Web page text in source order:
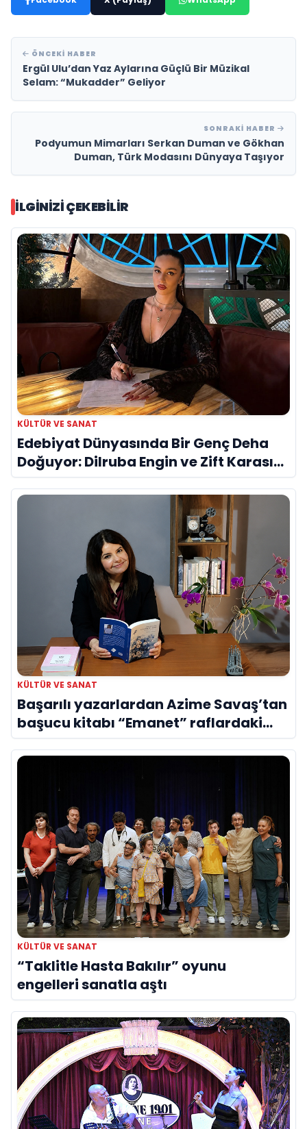
ÖNCEKI HABER
Ergül Ulu’dan Yaz Aylarına Güçlü Bir Müzikal
Selam: “Mukadder” Geliyor
SONRAKI HABER
Podyumun Mimarları Serkan Duman ve Gökhan
Duman, Türk Modasını Dünyaya Taşıyor
İLGINIZI ÇEKEBILIR
KÜLTÜR VE SANAT
Edebiyat Dünyasında Bir Genç Deha
Doğuyor: Dilruba Engin ve Zift Karası
Evreni ‘AVENOİR’
KÜLTÜR VE SANAT
Başarılı yazarlardan Azime Savaş’tan
başucu kitabı “Emanet” raflardaki
yerini aldı
KÜLTÜR VE SANAT
“Taklitle Hasta Bakılır” oyunu
engelleri sanatla aştı